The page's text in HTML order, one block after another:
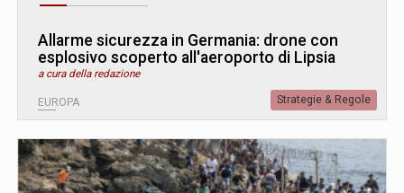
Allarme sicurezza in Germania: drone con
esplosivo scoperto all'aeroporto di Lipsia
a cura della redazione
EUROPA Strategie & Regole